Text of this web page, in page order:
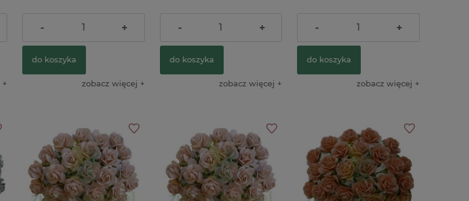
19,90 zł
- +
do koszyka
zobacz więcej
24,01 zł
- +
do koszyka
zobacz więcej
26,90 zł
- +
do koszyka
zobacz więcej